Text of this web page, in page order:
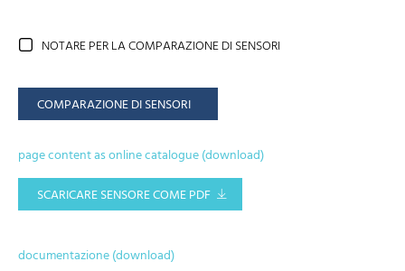
NOTARE PER LA COMPARAZIONE DI SENSORI
COMPARAZIONE DI SENSORI
page content as online catalogue (download)
SCARICARE SENSORE COME PDF
documentazione (download)